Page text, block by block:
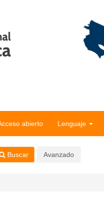
abierto Lenguaje
Buscar Avanzado